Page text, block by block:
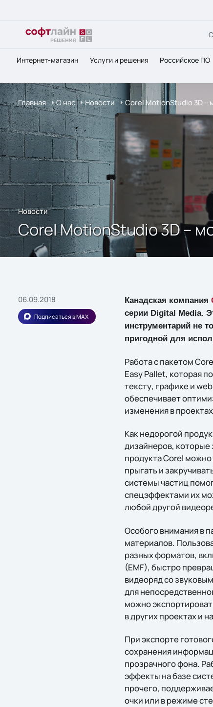
Интернет-магазин Услуги и решения Российское ПО
Главная О нас Новости Corel MotionStudio 3D –
Новости
Corel MotionStudio 3D –
06.09.2018
Подписаться в MAX
Канадская компания
серии Digital Media.
инструментарий не
пригодной для
Работа с пакетом
Easy Pallet, которая
тексту, графике и
обеспечивает
изменения в
Как недорогой
дизайнеров,
продукта Corel
прыгать и
системы частиц
спецэффектами их
любой другой
Особого внимания в
материалов.
разных форматов,
(EMF), быстро
видеоряд со
для
можно
в других проектах и
При экспорте
сохранения
прозрачного фона.
эффекты на базе
прочего,
очки или в режиме